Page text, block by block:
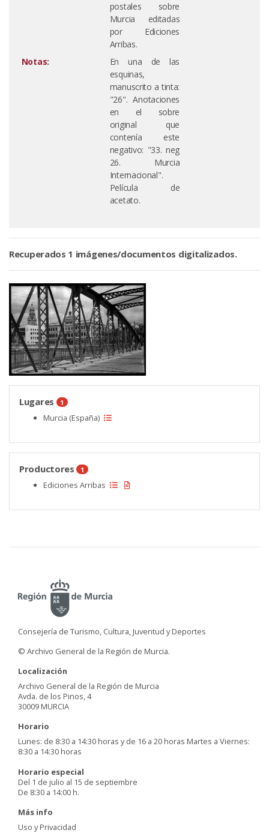
postales sobre
Murcia editadas
por Ediciones
Arribas.
Notas:
En una de las
esquinas,
manuscrito a tinta:
"26". Anotaciones
en el sobre
original que
contenía este
negativo: "33. neg
26. Murcia
Internacional".
Película de
acetato.
Recuperados 1 imágenes/documentos digitalizados.
Lugares 1
Murcia (España)
Productores 1
Ediciones Arribas
Consejería de Turismo, Cultura, Juventud y Deportes
© Archivo General de la Región de Murcia.
Localización
Archivo General de la Región de Murcia
Avda. de los Pinos, 4
30009 MURCIA
Horario
Lunes: de 8:30 a 14:30 horas y de 16 a 20 horas Martes a Viernes:
8:30 a 14:30 horas
Horario especial
Del 1 de julio al 15 de septiembre
De 8:30 a 14:00 h.
Más info
Uso y Privacidad